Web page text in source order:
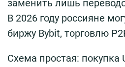
заменить лишь
В 2026 году россияне
биржу Bybit, торговлю
Схема простая: покупка